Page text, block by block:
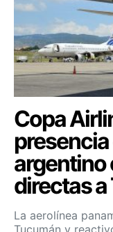
Copa
argentino
directas a
La aerolínea
Tucumán y